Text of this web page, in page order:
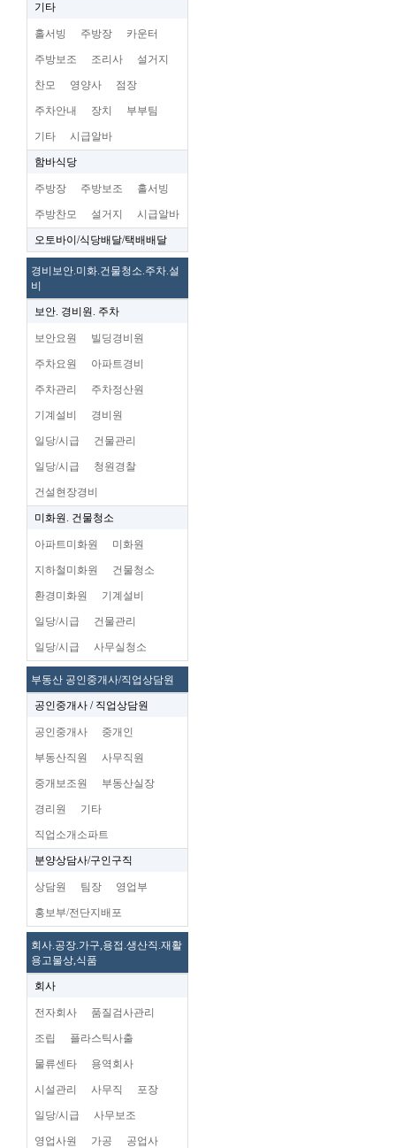
기타
홀서빙 주방장 카운터
주방보조 조리사 설거지
찬모 영양사 점장
주차안내 장치 부부팀
기타 시급알바
함바식당
주방장 주방보조 홀서빙
주방찬모 설거지 시급알바
오토바이/식당배달/택배배달
경비보안.미화.건물청소.주차.설
비
보안. 경비원. 주차
보안요원 빌딩경비원
주차요원 아파트경비
주차관리 주차정산원
기계설비 경비원
일당/시급 건물관리
일당/시급 청원경찰
건설현장경비
미화원. 건물청소
아파트미화원 미화원
지하철미화원 건물청소
환경미화원 기계설비
일당/시급 건물관리
일당/시급 사무실청소
부동산 공인중개사/직업상담원
공인중개사 / 직업상담원
공인중개사 중개인
부동산직원 사무직원
중개보조원 부동산실장
경리원 기타
직업소개소파트
분양상담사/구인구직
상담원 팀장 영업부
홍보부/전단지배포
회사.공장.가구,용접.생산직.재활
용고물상,식품
회사
전자회사 품질검사관리
조립 플라스틱사출
물류센타 용역회사
시설관리 사무직 포장
일당/시급 사무보조
영업사원 가공 공업사